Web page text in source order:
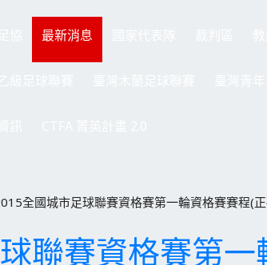
最新消息
全國城市足球聯賽資格賽第一輪資格賽賽程(
聯賽資格賽第